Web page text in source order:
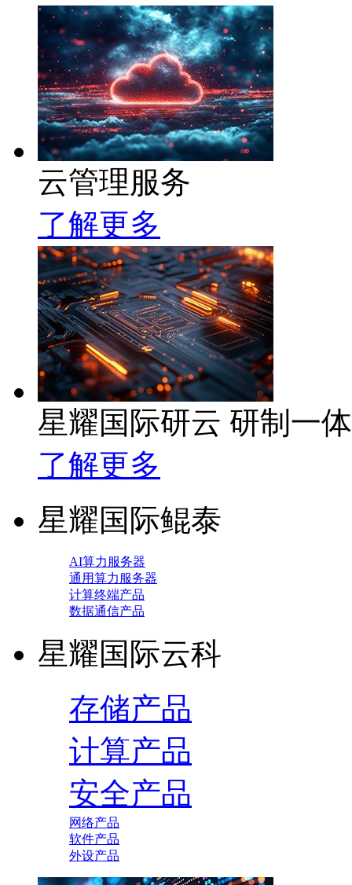
云管理服务
了解更多
星耀国际研云 研制一
了解更多
星耀国际鲲泰
AI算力服务器
通用算力服务器
计算终端产品
数据通信产品
星耀国际云科
存储产品
计算产品
安全产品
网络产品
软件产品
外设产品